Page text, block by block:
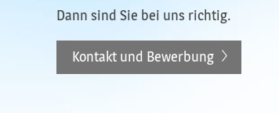
Dann sind Sie bei uns richtig.
Kontakt und Bewerbung